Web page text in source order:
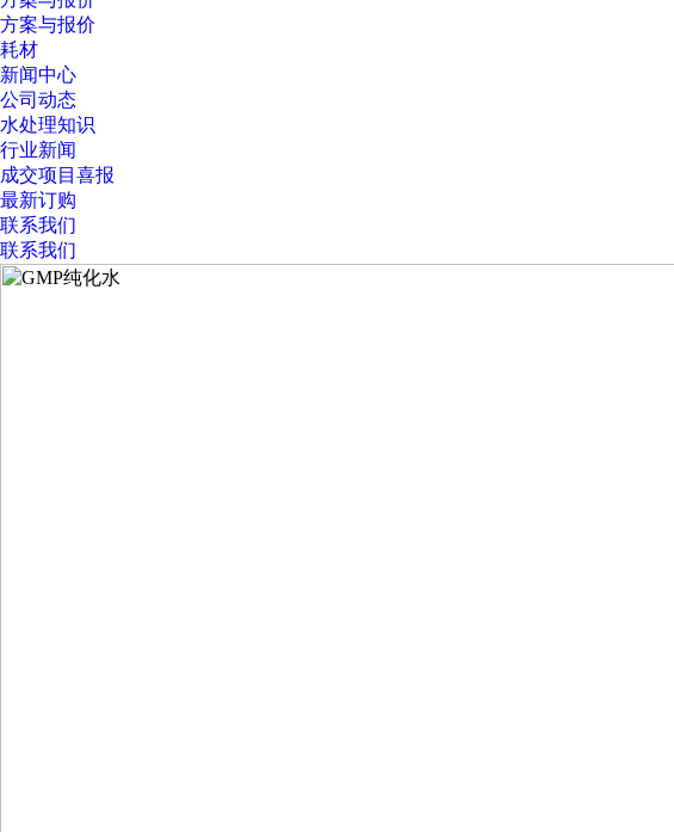
方案与报价
耗材
新闻中心
公司动态
水处理知识
行业新闻
成交项目喜报
最新订购
联系我们
联系我们